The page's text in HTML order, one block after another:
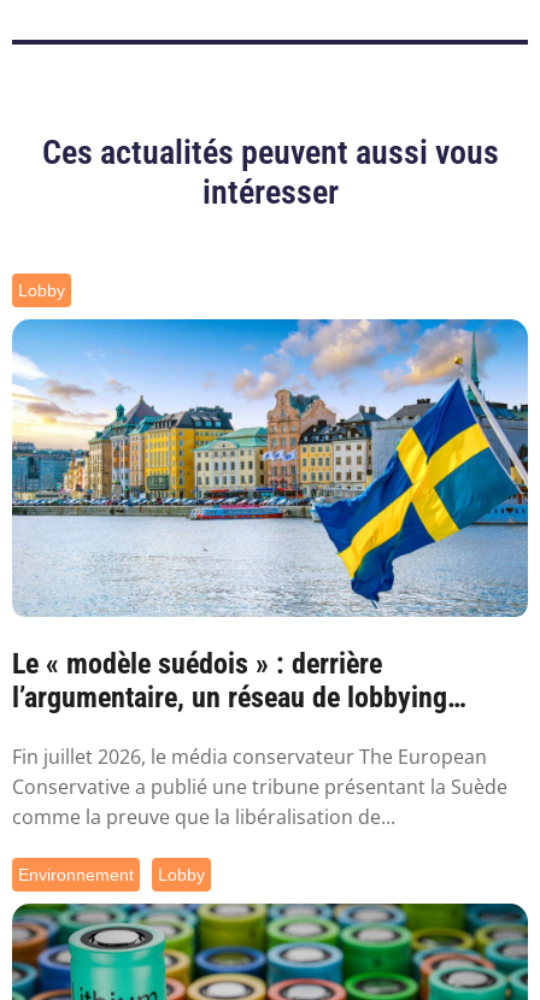
Ces actualités peuvent aussi vous
intéresser
Lobby
Le « modèle suédois » : derrière
l’argumentaire, un réseau de lobbying
Fin juillet 2026, le média conservateur The European
Conservative a publié une tribune présentant la Suède
comme la preuve que la libéralisation de...
Environnement Lobby